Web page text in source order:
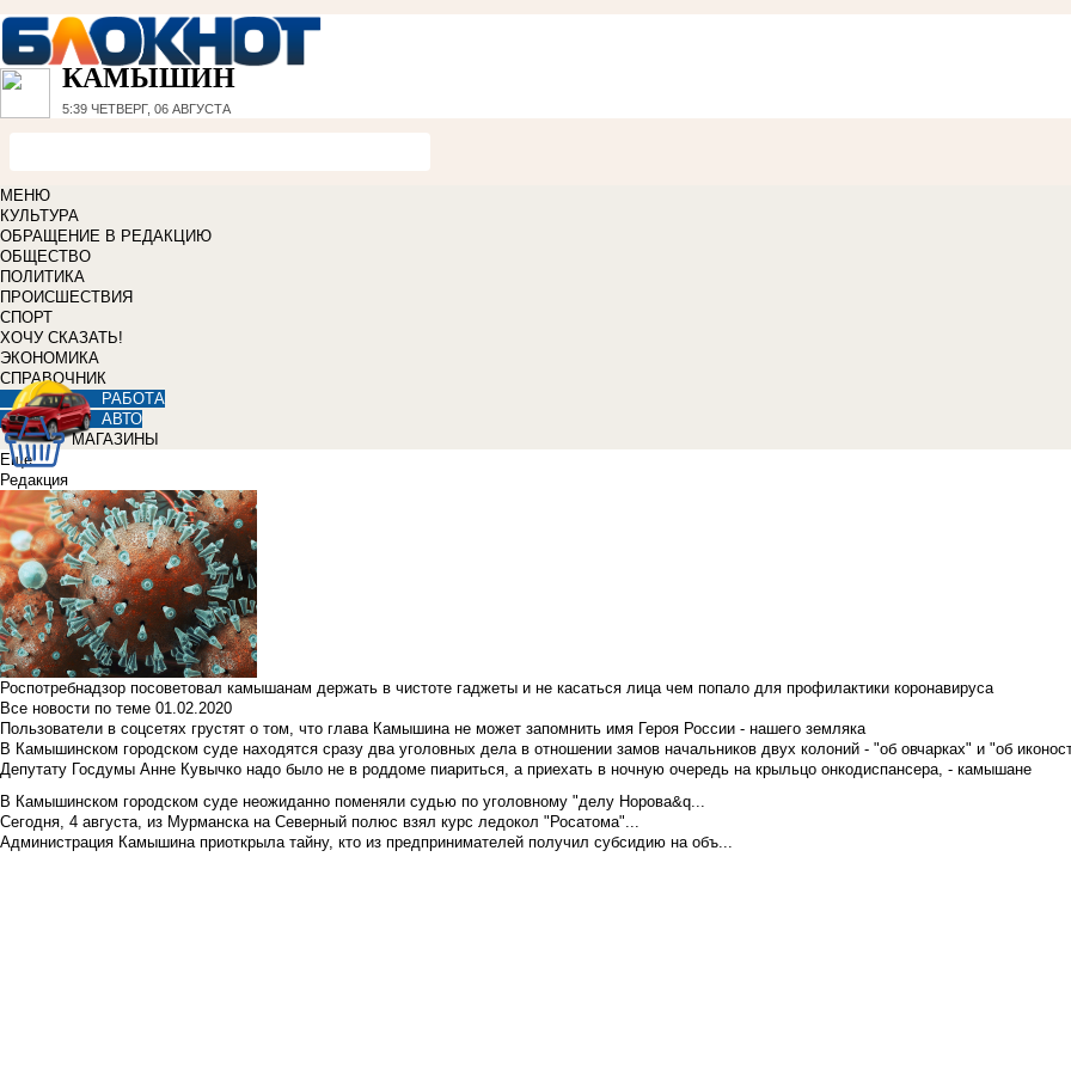
КАМЫШИН
5:39 ЧЕТВЕРГ, 06 АВГУСТА
МЕНЮ
КУЛЬТУРА
ОБРАЩЕНИЕ В РЕДАКЦИЮ
ОБЩЕСТВО
ПОЛИТИКА
ПРОИСШЕСТВИЯ
СПОРТ
ХОЧУ СКАЗАТЬ!
ЭКОНОМИКА
СПРАВОЧНИК
РАБОТА
АВТО
МАГАЗИНЫ
Еще
Редакция
Роспотребнадзор посоветовал камышанам держать в чистоте гаджеты и не касаться лица чем попало для профилактики коронавируса
Все новости по теме 01.02.2020
Пользователи в соцсетях грустят о том, что глава Камышина не может запомнить имя Героя России - нашего земляка
В Камышинском городском суде находятся сразу два уголовных дела в отношении замов начальников двух колоний - "об овчарках" и "об
Депутату Госдумы Анне Кувычко надо было не в роддоме пиариться, а приехать в ночную очередь на крыльцо онкодиспансера, - камышане
В Камышинском городском суде неожиданно поменяли судью по уголовному "делу Норова&q...
Сегодня, 4 августа, из Мурманска на Северный полюс взял курс ледокол "Росатома"...
Администрация Камышина приоткрыла тайну, кто из предпринимателей получил субсидию на объ...